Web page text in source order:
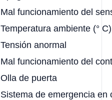
Mal funcionamiento del
Temperatura ambiente (° C)
Tensión anormal
Mal funcionamiento del
Olla de puerta
Sistema de emergencia